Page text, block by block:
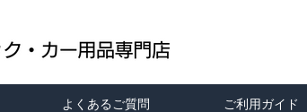
よくあるご質問 ご利用ガイド